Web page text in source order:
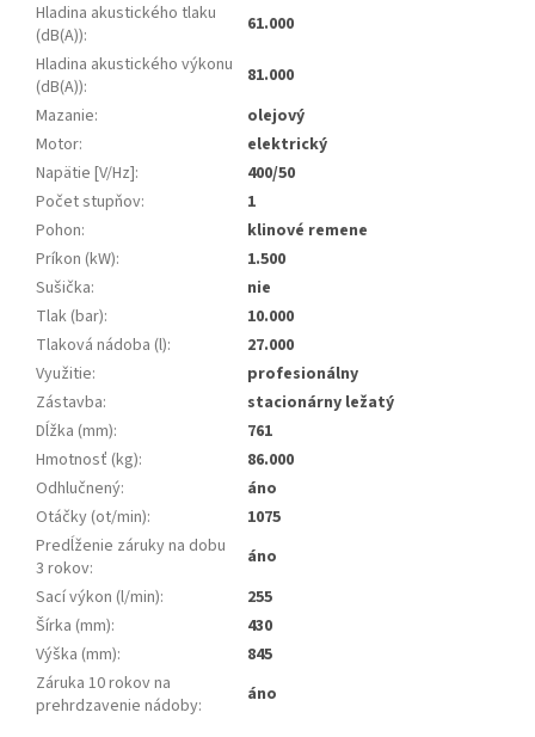
Hladina akustického tlaku
(dB(A)):
61.000
Hladina akustického výkonu
(dB(A)):
81.000
Mazanie:
olejový
Motor:
elektrický
Napätie [V/Hz]:
400/50
Počet stupňov:
1
Pohon:
klinové remene
Príkon (kW):
1.500
Sušička:
nie
Tlak (bar):
10.000
Tlaková nádoba (l):
27.000
Využitie:
profesionálny
Zástavba:
stacionárny ležatý
Dĺžka (mm):
761
Hmotnosť (kg):
86.000
Odhlučnený:
áno
Otáčky (ot/min):
1075
Predĺženie záruky na dobu
3 rokov:
áno
Sací výkon (l/min):
255
Šírka (mm):
430
Výška (mm):
845
Záruka 10 rokov na
prehrdzavenie nádoby: áno